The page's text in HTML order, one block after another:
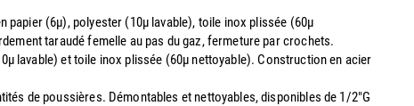
(6µ), polyester (10µ lavable), toile inox plissée (60µ
taraudé femelle au pas du gaz, fermeture par crochets.
lavable) et toile inox plissée (60µ nettoyable). Construction en acier
de poussières. Démontables et nettoyables, disponibles de 1/2"G